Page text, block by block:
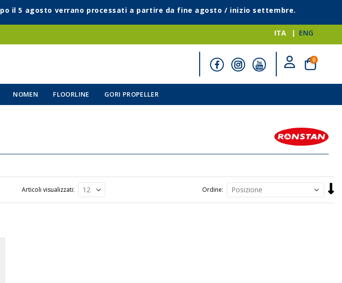
il 5 agosto verrano processati a partire da fine agosto / inizio settembre.
ITA ENG
Cart
0elementi
NOMEN FLOORLINE GORI PROPELLER
Ordine
Articoli visualizzati